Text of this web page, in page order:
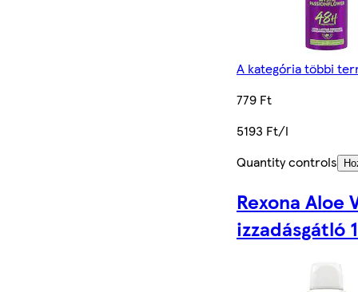
A kategória többi
779 Ft
5193 Ft/l
Quantity controls
Rexona Aloe
izzadásgátló